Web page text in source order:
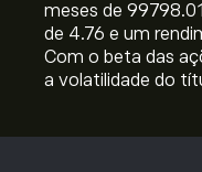
meses de
de 4.76 e um
Com o beta das
a volatilidade do